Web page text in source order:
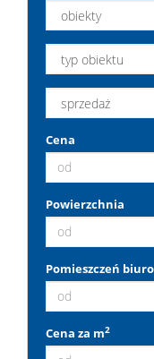
Cena
Powierzchnia
Pomieszczeń
Cena za m2